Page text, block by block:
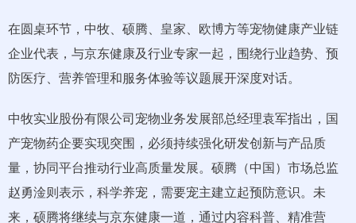
在圆桌环节，中牧、硕腾、皇家、欧博方等宠物健康产业链
企业代表，与京东健康及行业专家一起，围绕行业趋势、预
防医疗、营养管理和服务体验等议题展开深度对话。
中牧实业股份有限公司宠物业务发展部总经理袁军指出，国
产宠物药企要实现突围，必须持续强化研发创新与产品质
量，协同平台推动行业高质量发展。硕腾（中国）市场总监
赵勇淦则表示，科学养宠，需要宠主建立起预防意识。未
来，硕腾将继续与京东健康一道，通过内容科普、精准营